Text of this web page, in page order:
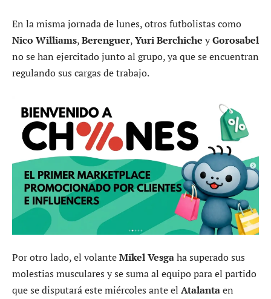
En la misma jornada de lunes, otros futbolistas como
Nico Williams,Berenguer,Yuri Berchiche yGorosabel
no se han ejercitado junto al grupo, ya que se encuentran
regulando sus cargas de trabajo.
Por otro lado, el volanteMikel Vesgaha superado sus
molestias musculares y se suma al equipo para el partido
que se disputará este miércoles ante el Atalantaen